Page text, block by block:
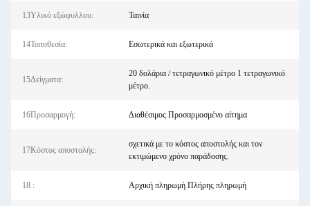
13Υλικό εξώφυλλου: Ταινία
14Τοποθεσία: Εσωτερικά και εξωτερικά
15Δείγματα:
20 δολάρια / τετραγωνικό μέτρο 1 τετραγωνικό
μέτρο.
16Προσαρμογή: Διαθέσιμος Προσαρμοσμένο αίτημα
17Κόστος αποστολής:
σχετικά με το κόστος αποστολής και τον
εκτιμώμενο χρόνο παράδοσης.
18 : Αρχική πληρωμή Πλήρης πληρωμή